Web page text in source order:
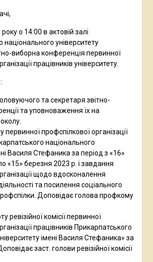
о 14:00 в актовій залі
національного університету
виборна конференція первинної
працівників університету.
та секретаря звітно-
та уповноваження їх на
первинної профспілкової організації
національного
Василя Стефаника за період з «16»
«15» березня 2023 р. і завдання
щодо вдосконалення
та посилення соціального
Доповідає голова профкому
ревізійної комісії первинної
працівників Прикарпатського
імені Василя Стефаника» за
заст. голови ревізійної комісії